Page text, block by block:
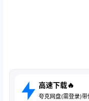
高速下载🔥
夸克网盘(需登录)